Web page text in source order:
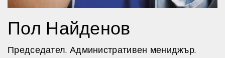
Пол Найденов
Председател. Административен мениджър.